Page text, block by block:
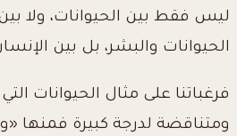
ليس فقط بين الحيوانات، ولا بين
الحيوانات والبشر، بل بين
فرغباتنا على مثال الحيوانات
ومتناقضة لدرجة كبيرة فمنها